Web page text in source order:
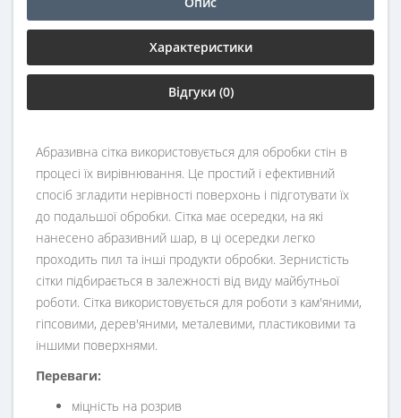
Характеристики
Відгуки (0)
Абразивна сітка використовується для обробки стін в
процесі їх вирівнювання. Це простий і ефективний
спосіб згладити нерівності поверхонь і підготувати їх
до подальшої обробки. Сітка має осередки, на які
нанесено абразивний шар, в ці осередки легко
проходить пил та інші продукти обробки. Зернистість
сітки підбирається в залежності від виду майбутньої
роботи. Сітка використовується для роботи з кам'яними,
гіпсовими, дерев'яними, металевими, пластиковими та
іншими поверхнями.
Переваги:
міцність на розрив